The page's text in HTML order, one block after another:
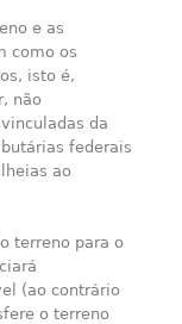
e as
como os
isto é,
não
da
federais
ao
terreno para o
(ao contrário
o terreno